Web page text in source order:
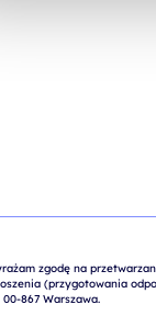
zgodę na
(przygotowania
51, 00-867 Warszawa.